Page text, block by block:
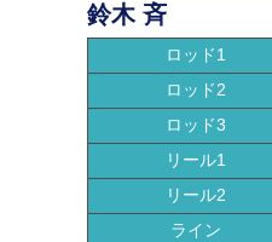
鈴木 斉
ロッド1
ロッド2
ロッド3
リール1
リール2
ライン